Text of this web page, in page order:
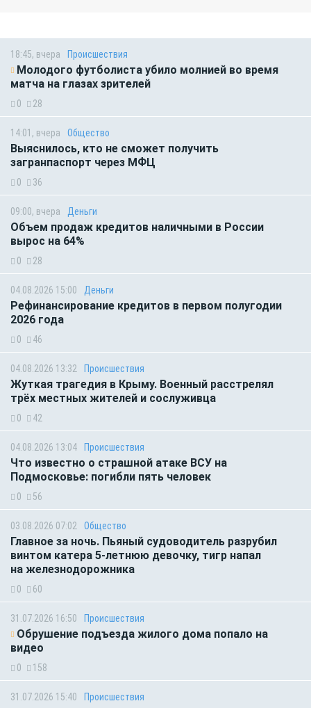
18:45, вчера Происшествия
Молодого футболиста убило молнией во время
матча на глазах зрителей
0 28
14:01, вчера Общество
Выяснилось, кто не сможет получить
загранпаспорт через МФЦ
0 36
09:00, вчера Деньги
Объем продаж кредитов наличными в России
вырос на 64%
0 28
04.08.2026 15:00 Деньги
Рефинансирование кредитов в первом полугодии
2026 года
0 46
04.08.2026 13:32 Происшествия
Жуткая трагедия в Крыму. Военный расстрелял
трёх местных жителей и сослуживца
0 42
04.08.2026 13:04 Происшествия
Что известно о страшной атаке ВСУ на
Подмосковье: погибли пять человек
0 56
03.08.2026 07:02 Общество
Главное за ночь. Пьяный судоводитель разрубил
винтом катера 5-летнюю девочку, тигр напал
на железнодорожника
0 60
31.07.2026 16:50 Происшествия
Обрушение подъезда жилого дома попало на
видео
0 158
31.07.2026 15:40 Происшествия